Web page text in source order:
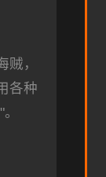
，
各种